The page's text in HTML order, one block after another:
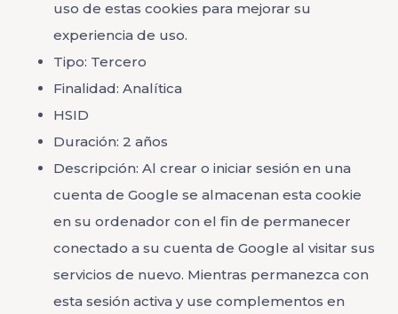
uso de estas cookies para mejorar su
experiencia de uso.
Tipo: Tercero
Finalidad: Analítica
HSID
Duración: 2 años
Descripción: Al crear o iniciar sesión en una
cuenta de Google se almacenan esta cookie
en su ordenador con el fin de permanecer
conectado a su cuenta de Google al visitar sus
servicios de nuevo. Mientras permanezca con
esta sesión activa y use complementos en